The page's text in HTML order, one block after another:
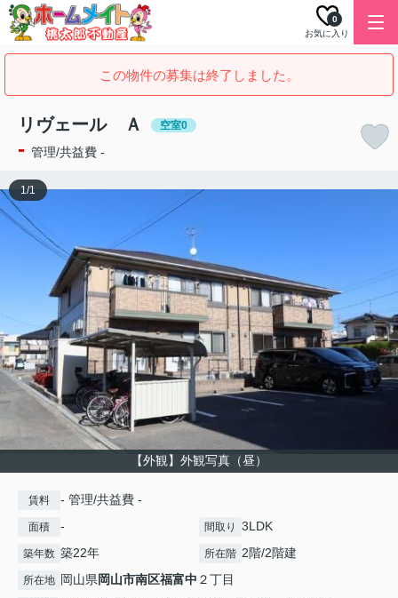
お気に入り
0
この物件の募集は終了しました。
リヴェール Ａ 空室0
- 管理/共益費 -
【外観】外観写真（昼）
1/1
賃料 - 管理/共益費 -
面積 - 間取り 3LDK
築年数 築22年 所在階 2階/2階建
所在地 岡山県岡山市南区福富中 ２丁目